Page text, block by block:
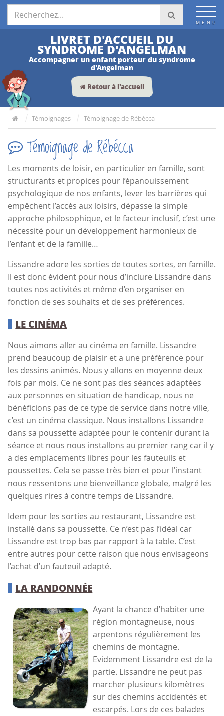
Espace Professionnels
LIVRET D'ACCUEIL DU
SYNDROME D'ANGELMAN
Accompagner un enfant porteur du syndrome
d'Angelman
Retour à l'accueil
Témoignages Témoignage de Rébécca
Témoignage de Rébécca
Les moments de loisir, en particulier en famille, sont
structurants et propices pour l’épanouissement
psychologique de nos enfants, lever les barrières qui
empêchent l’accès aux loisirs, dépasse la simple
approche philosophique, et le facteur inclusif, c’est une
nécessité pour un développement harmonieux de
l’enfant et de la famille…
Lissandre adore les sorties de toutes sortes, en famille.
Il est donc évident pour nous d’inclure Lissandre dans
toutes nos activités et même d’en organiser en
fonction de ses souhaits et de ses préférences.
LE CINÉMA
Nous aimons aller au cinéma en famille. Lissandre
prend beaucoup de plaisir et a une préférence pour
les dessins animés. Nous y allons en moyenne deux
fois par mois. Ce ne sont pas des séances adaptées
aux personnes en situation de handicap, nous ne
bénéficions pas de ce type de service dans notre ville,
c’est un cinéma classique. Nous installons Lissandre
dans sa poussette adaptée pour le contenir durant la
séance et nous nous installons au premier rang car il y
a des emplacements libres pour les fauteuils et
poussettes. Cela se passe très bien et pour l’instant
nous ressentons une bienveillance globale, malgré les
quelques rires à contre temps de Lissandre.
Idem pour les sorties au restaurant, Lissandre est
installé dans sa poussette. Ce n’est pas l’idéal car
Lissandre est trop bas par rapport à la table. C’est
entre autres pour cette raison que nous envisageons
l’achat d’un fauteuil adapté.
LA RANDONNÉE
Ayant la chance d’habiter une
région montagneuse, nous
arpentons régulièrement les
chemins de montagne.
Evidemment Lissandre est de la
partie. Lissandre ne peut pas
marcher plusieurs kilomètres
sur des chemins accidentés et
escarpés. Lors de ces balades